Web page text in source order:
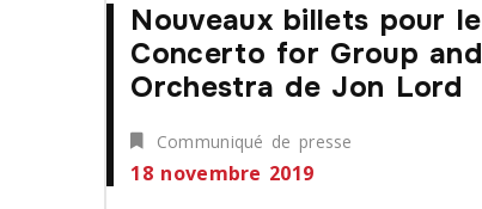
Nouveaux billets pour le
Concerto for Group and
Orchestra de Jon Lord
Communiqué de presse
18 novembre 2019